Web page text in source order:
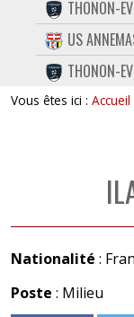
CONTACT
FACEBOOK
TWITTER
THONON-
US
THONON-
Vous êtes ici : Accueil
Nationalité :
Poste : Milieu